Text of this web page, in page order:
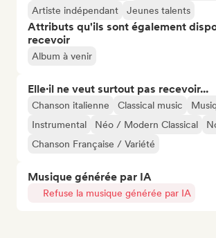
Artiste indépendant Jeunes talents
Attributs qu'ils sont également
recevoir
Album à venir
Elle·il ne veut surtout pas recevoir...
Chanson italienne Classical music
Instrumental
Néo / Modern Classical
Chanson Française / Variété
Musique générée par IA
Refuse la musique générée par IA